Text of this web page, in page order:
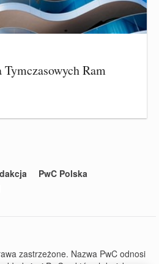
Ram
PwC Polska
zastrzeżone. Nazwa PwC odnosi